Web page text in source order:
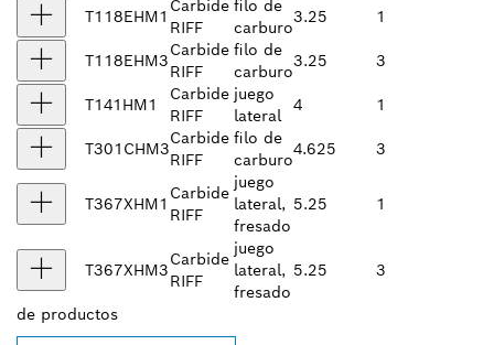
T118EHM1
Carbide
RIFF
filo de
carburo
3.25 1
T118EHM3
Carbide
RIFF
filo de
carburo
3.25 3
T141HM1
Carbide
RIFF
juego
lateral
4 1
T301CHM3
Carbide
RIFF
filo de
carburo
4.625 3
T367XHM1
Carbide
RIFF
juego
lateral,
fresado
5.25 1
T367XHM3
Carbide
RIFF
juego
lateral,
fresado
5.25 3
de productos